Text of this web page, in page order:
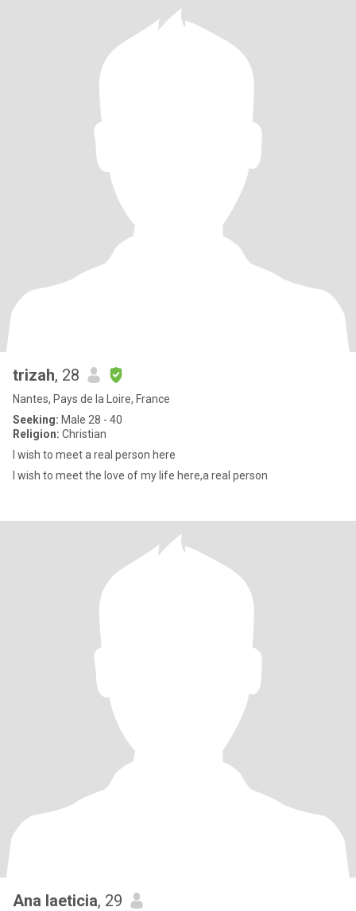
trizah, 28
Nantes, Pays de la Loire, France
Seeking: Male 28 - 40
Religion: Christian
I wish to meet a real person here
I wish to meet the love of my life here,a real person
Ana laeticia, 29